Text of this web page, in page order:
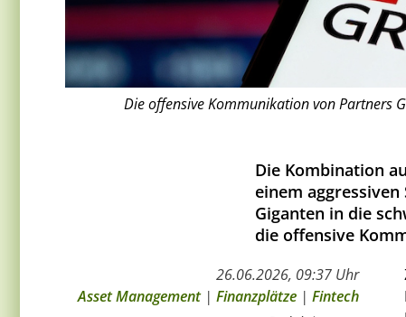
Die offensive Kommunikation von Partners
Die Kombination
einem
Giganten in die
die offensive
26.06.2026, 09:37 Uhr
Asset Management| Finanzplätze | Fintech